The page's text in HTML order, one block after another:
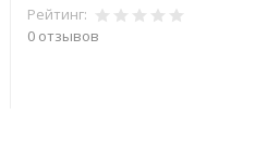
Рейтинг:
0 отзывов